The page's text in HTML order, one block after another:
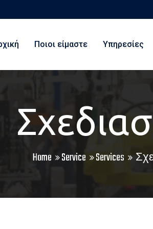
Ποιοι είμαστε Υπηρεσίες
Home Service Services